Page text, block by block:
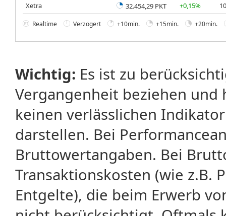
Xetra
32.454,29 PKT +0,15%
Realtime Verzögert +10min. +15min. +20min.
Wichtig: Es ist zu
Vergangenheit beziehen
keinen verlässlichen
darstellen. Bei
Bruttowertangaben. Bei
Transaktionskosten (wie z.B.
Entgelte), die beim Erwerb